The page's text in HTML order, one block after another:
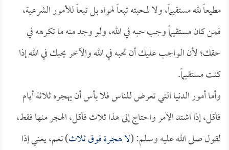
مطيعاً لله مستقيماً، ولا لمحبته تبعاً لهواه بل تبعاً للأمور الشرعية،
فمن كان مستقيماً وجب حبه في الله، ولو وجد منه ما تكرهه في
حقك؛ لأن الواجب عليك أن تحبه في الله والآخر يحبك في الله إذا
كنت مستقيماً.
وأما أمور الدنيا التي تعرض للناس فلا بأس أن يهجره ثلاثة أيام
فأقل، إذا اشتد الأمر واحتاج إلى هذا ثلاث فأقل، الهجر منها فقط،
لقول صلى الله عليه وسلم: (لا هجرة فوق ثلاث) نعم، يعني إذا